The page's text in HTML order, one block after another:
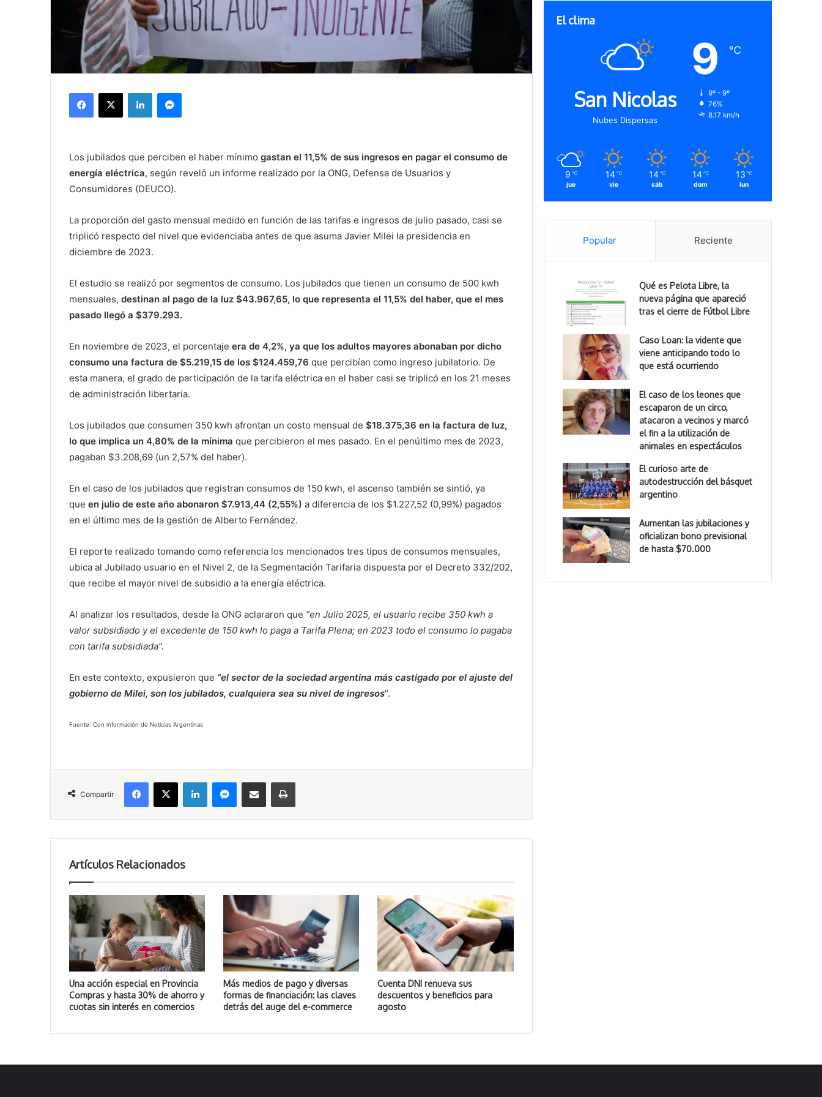
X LinkedIn
Los jubilados que perciben el haber mínimo gastan el 11,5% de sus ingresos en pagar el consumo de
energía eléctrica, según reveló un informe realizado por la ONG, Defensa de Usuarios y
Consumidores (DEUCO).
La proporción del gasto mensual medido en función de las tarifas e ingresos de julio pasado, casi se
triplicó respecto del nivel que evidenciaba antes de que asuma Javier Milei la presidencia en
diciembre de 2023.
El estudio se realizó por segmentos de consumo. Los jubilados que tienen un consumo de 500 kwh
mensuales,destinan al pago de la luz $43.967,65, lo que representa el 11,5% del haber, que el mes
pasado llegó a $379.293.
En noviembre de 2023, el porcentaje era de 4,2%, ya que los adultos mayores abonaban por dicho
consumo una factura de $5.219,15 de los $124.459,76 que percibían como ingreso jubilatorio. De
esta manera, el grado de participación de la tarifa eléctrica en el haber casi se triplicó en los 21 meses
de administración libertaria.
Los jubilados que consumen 350 kwh afrontan un costo mensual de$18.375,36 en la factura de luz,
lo que implica un 4,80% de la mínima que percibieron el mes pasado. En el penúltimo mes de 2023,
pagaban $3.208,69 (un 2,57% del haber).
En el caso de los jubilados que registran consumos de 150 kwh, el ascenso también se sintió, ya
que en julio de este año abonaron $7.913,44 (2,55%) a diferencia de los $1.227,52 (0,99%) pagados
en el último mes de la gestión de Alberto Fernández.
El reporte realizado tomando como referencia los mencionados tres tipos de consumos mensuales,
ubica al Jubilado usuario en el Nivel 2, de la Segmentación Tarifaria dispuesta por el Decreto 332/202,
que recibe el mayor nivel de subsidio a la energía eléctrica.
Al analizar los resultados, desde la ONG aclararon que “en Julio 2025, el usuario recibe 350 kwh a
valor subsidiado y el excedente de 150 kwh lo paga a Tarifa Plena; en 2023 todo el consumo lo pagaba
con tarifa subsidiada”.
En este contexto, expusieron que “el sector de la sociedad argentina más castigado por el ajuste del
gobierno de Milei, son los jubilados, cualquiera sea su nivel de ingresos“.
Fuente: Con información de Noticias Argentinas
Compartir
X LinkedIn Compartir vía correo electrónico
Artículos Relacionados
Una acción especial en Provincia
Compras y hasta 30% de ahorro y
cuotas sin interés en comercios
Más medios de pago y diversas
formas de financiación: las claves
detrás del auge del e-commerce
Cuenta DNI renueva sus
descuentos y beneficios para
agosto
El clima
San Nicolas
Nubes Dispersas
9 ℃
9º - 9º
76%
8.17 km/h
9 ℃
jue
14 ℃
vie
14 ℃
sáb
14 ℃
dom
13 ℃
lun
Popular Reciente
Qué es Pelota Libre, la
nueva página que apareció
tras el cierre de Fútbol Libre
Caso Loan: la vidente que
viene anticipando todo lo
que está ocurriendo
El caso de los leones que
escaparon de un circo,
atacaron a vecinos y marcó
el fin a la utilización de
animales en espectáculos
El curioso arte de
autodestrucción del básquet
argentino
Aumentan las jubilaciones y
oficializan bono previsional
de hasta $70.000